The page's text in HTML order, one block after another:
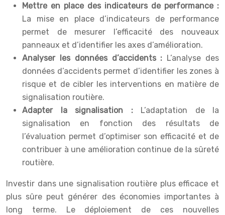
Mettre en place des indicateurs de performance :
La mise en place d’indicateurs de performance
permet de mesurer l’efficacité des nouveaux
panneaux et d’identifier les axes d’amélioration.
Analyser les données d’accidents : L’analyse des
données d’accidents permet d’identifier les zones à
risque et de cibler les interventions en matière de
signalisation routière.
Adapter la signalisation : L’adaptation de la
signalisation en fonction des résultats de
l’évaluation permet d’optimiser son efficacité et de
contribuer à une amélioration continue de la sûreté
routière.
Investir dans une signalisation routière plus efficace et
plus sûre peut générer des économies importantes à
long terme. Le déploiement de ces nouvelles